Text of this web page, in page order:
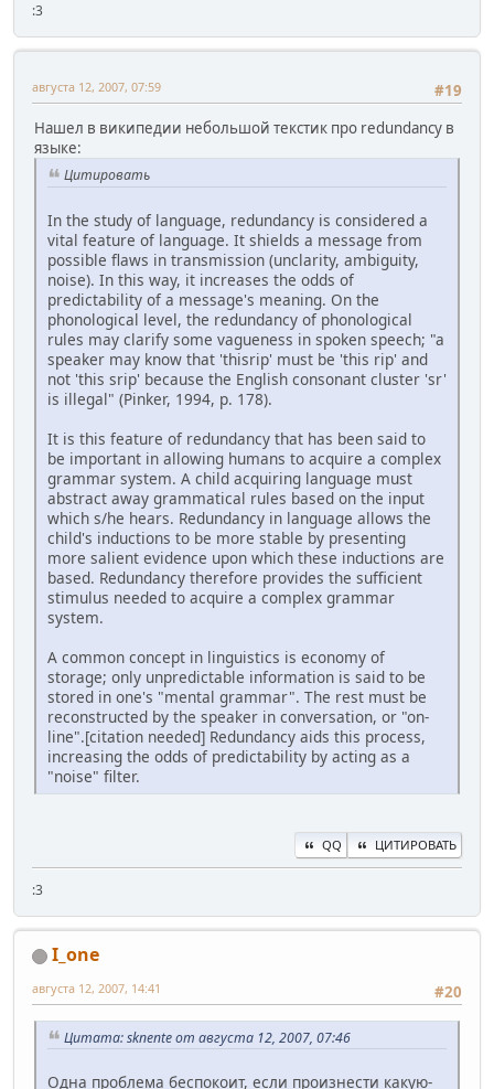
:3
#19
августа 12, 2007, 07:59
Нашел в википедии небольшой текстик про redundancy в
языке:
Цитировать
In the study of language, redundancy is considered a
vital feature of language. It shields a message from
possible flaws in transmission (unclarity, ambiguity,
noise). In this way, it increases the odds of
predictability of a message's meaning. On the
phonological level, the redundancy of phonological
rules may clarify some vagueness in spoken speech; "a
speaker may know that 'thisrip' must be 'this rip' and
not 'this srip' because the English consonant cluster 'sr'
is illegal" (Pinker, 1994, p. 178).
It is this feature of redundancy that has been said to
be important in allowing humans to acquire a complex
grammar system. A child acquiring language must
abstract away grammatical rules based on the input
which s/he hears. Redundancy in language allows the
child's inductions to be more stable by presenting
more salient evidence upon which these inductions are
based. Redundancy therefore provides the sufficient
stimulus needed to acquire a complex grammar
system.
A common concept in linguistics is economy of
storage; only unpredictable information is said to be
stored in one's "mental grammar". The rest must be
reconstructed by the speaker in conversation, or "on-
line".[citation needed] Redundancy aids this process,
increasing the odds of predictability by acting as a
"noise" filter.
QQ ЦИТИРОВАТЬ
:3
I_one
#20
августа 12, 2007, 14:41
Цитата: sknente от августа 12, 2007, 07:46
Одна проблема беспокоит, если произнести какую-